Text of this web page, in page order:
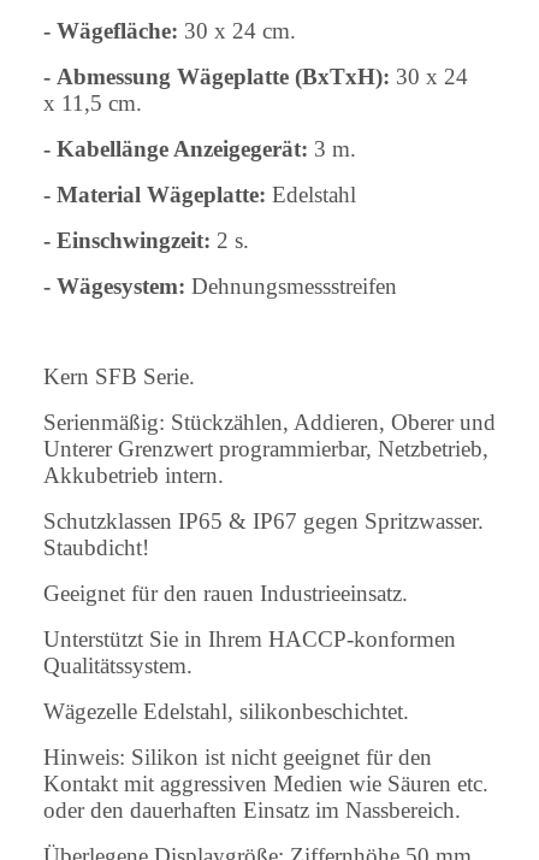
- Wägefläche: 30 x 24 cm.
- Abmessung Wägeplatte (BxTxH): 30 x 24
x 11,5 cm.
- Kabellänge Anzeigegerät: 3 m.
- Material Wägeplatte: Edelstahl
- Einschwingzeit: 2 s.
- Wägesystem: Dehnungsmessstreifen
Kern SFB Serie.
Serienmäßig: Stückzählen, Addieren, Oberer und
Unterer Grenzwert programmierbar, Netzbetrieb,
Akkubetrieb intern.
Schutzklassen IP65 & IP67 gegen Spritzwasser.
Staubdicht!
Geeignet für den rauen Industrieeinsatz.
Unterstützt Sie in Ihrem HACCP-konformen
Qualitätssystem.
Wägezelle Edelstahl, silikonbeschichtet.
Hinweis: Silikon ist nicht geeignet für den
Kontakt mit aggressiven Medien wie Säuren etc.
oder den dauerhaften Einsatz im Nassbereich.